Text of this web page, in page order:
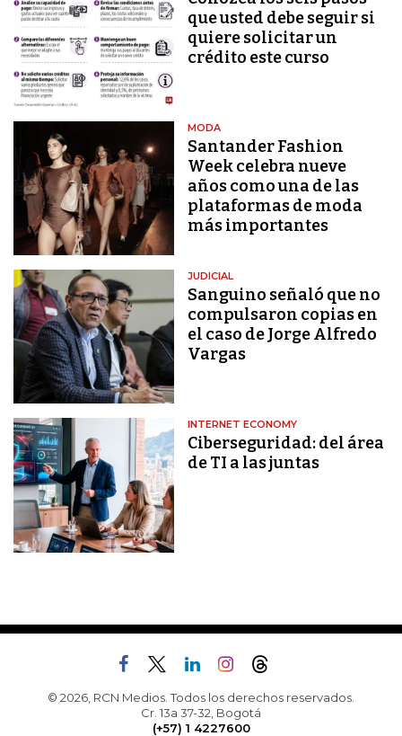
que usted debe seguir si
quiere solicitar un
crédito este curso
MODA
Santander Fashion
Week celebra nueve
años como una de las
plataformas de moda
más importantes
JUDICIAL
Sanguino señaló que no
compulsaron copias en
el caso de Jorge Alfredo
Vargas
INTERNET ECONOMY
Ciberseguridad: del área
de TI a las juntas
© 2026, RCN Medios. Todos los derechos reservados.
Cr. 13a 37-32, Bogotá
(+57) 1 4227600